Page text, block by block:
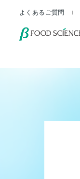
よくあるご質問